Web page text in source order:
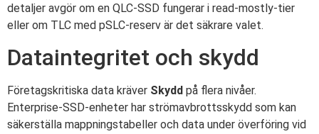
detaljer avgör om en QLC-SSD fungerar i read-mostly-tier
eller om TLC med pSLC-reserv är det säkrare valet.
Dataintegritet och skydd
Företagskritiska data kräver Skydd på flera nivåer.
Enterprise-SSD-enheter har strömavbrottsskydd som kan
säkerställa mappningstabeller och data under överföring vid